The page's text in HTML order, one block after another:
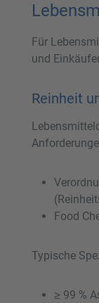
Für
und
Reinheit
Food
Typische
≥ 99 %